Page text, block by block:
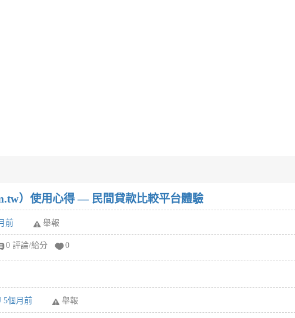
）使用心得 — 民間貸款比較平台體驗
前 舉報
0 評論/給分 0
5個月前 舉報